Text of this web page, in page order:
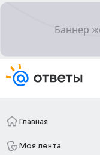
Главная
Моя лента